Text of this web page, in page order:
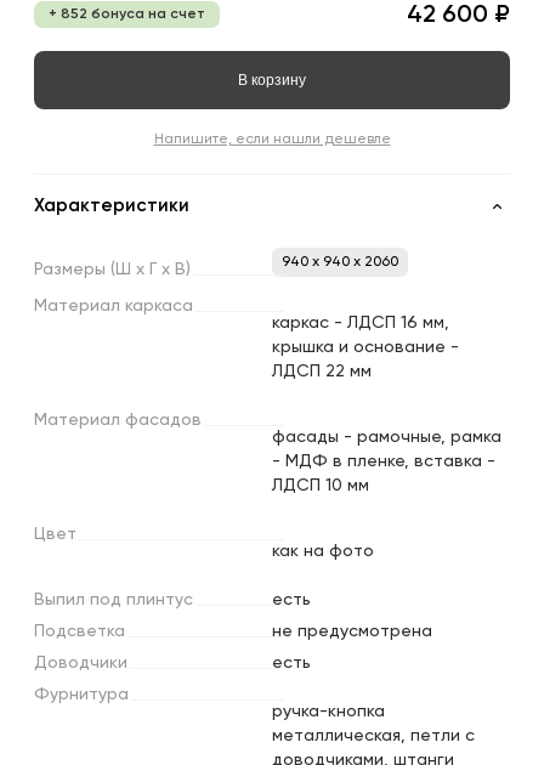
+ 852 бонуса на счет 42 600 ₽
В корзину
Напишите, если нашли дешевле
Характеристики
Размеры (Ш х х В) 940 x 940 x 2060
Материал каркаса
каркас - ЛДСП 16 мм,
крышка и основание -
ЛДСП 22 мм
Материал фасадов
фасады - рамочные, рамка
- МДФ в пленке, вставка -
ЛДСП 10 мм
Цвет
как на фото
Выпил под плинтус
есть
Подсветка
не предусмотрена
Доводчики
есть
Фурнитура
ручка-кнопка
металлическая, петли с
доводчиками, штанги